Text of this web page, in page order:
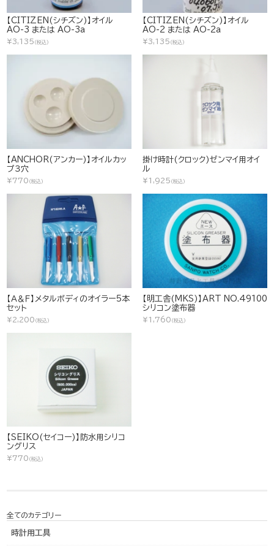
【CITIZEN(シチズン)】オイル
AO-3 または AO-3a
¥3,135 (税込)
【CITIZEN(シチズン)】オイル
AO-2 または AO-2a
¥3,135 (税込)
【ANCHOR(アンカー)】オイルカッ
プ３穴
¥770 (税込)
掛け時計(クロック)ゼンマイ用オイ
ル
¥1,925 (税込)
【Ａ＆Ｆ】メタルボディのオイラー5本
セット
¥2,200 (税込)
【明工舎(MKS)】ART NO.49100
シリコン塗布器
¥1,760 (税込)
【SEIKO(セイコー)】防水用シリコ
ングリス
¥770 (税込)
全てのカテゴリー
時計用工具